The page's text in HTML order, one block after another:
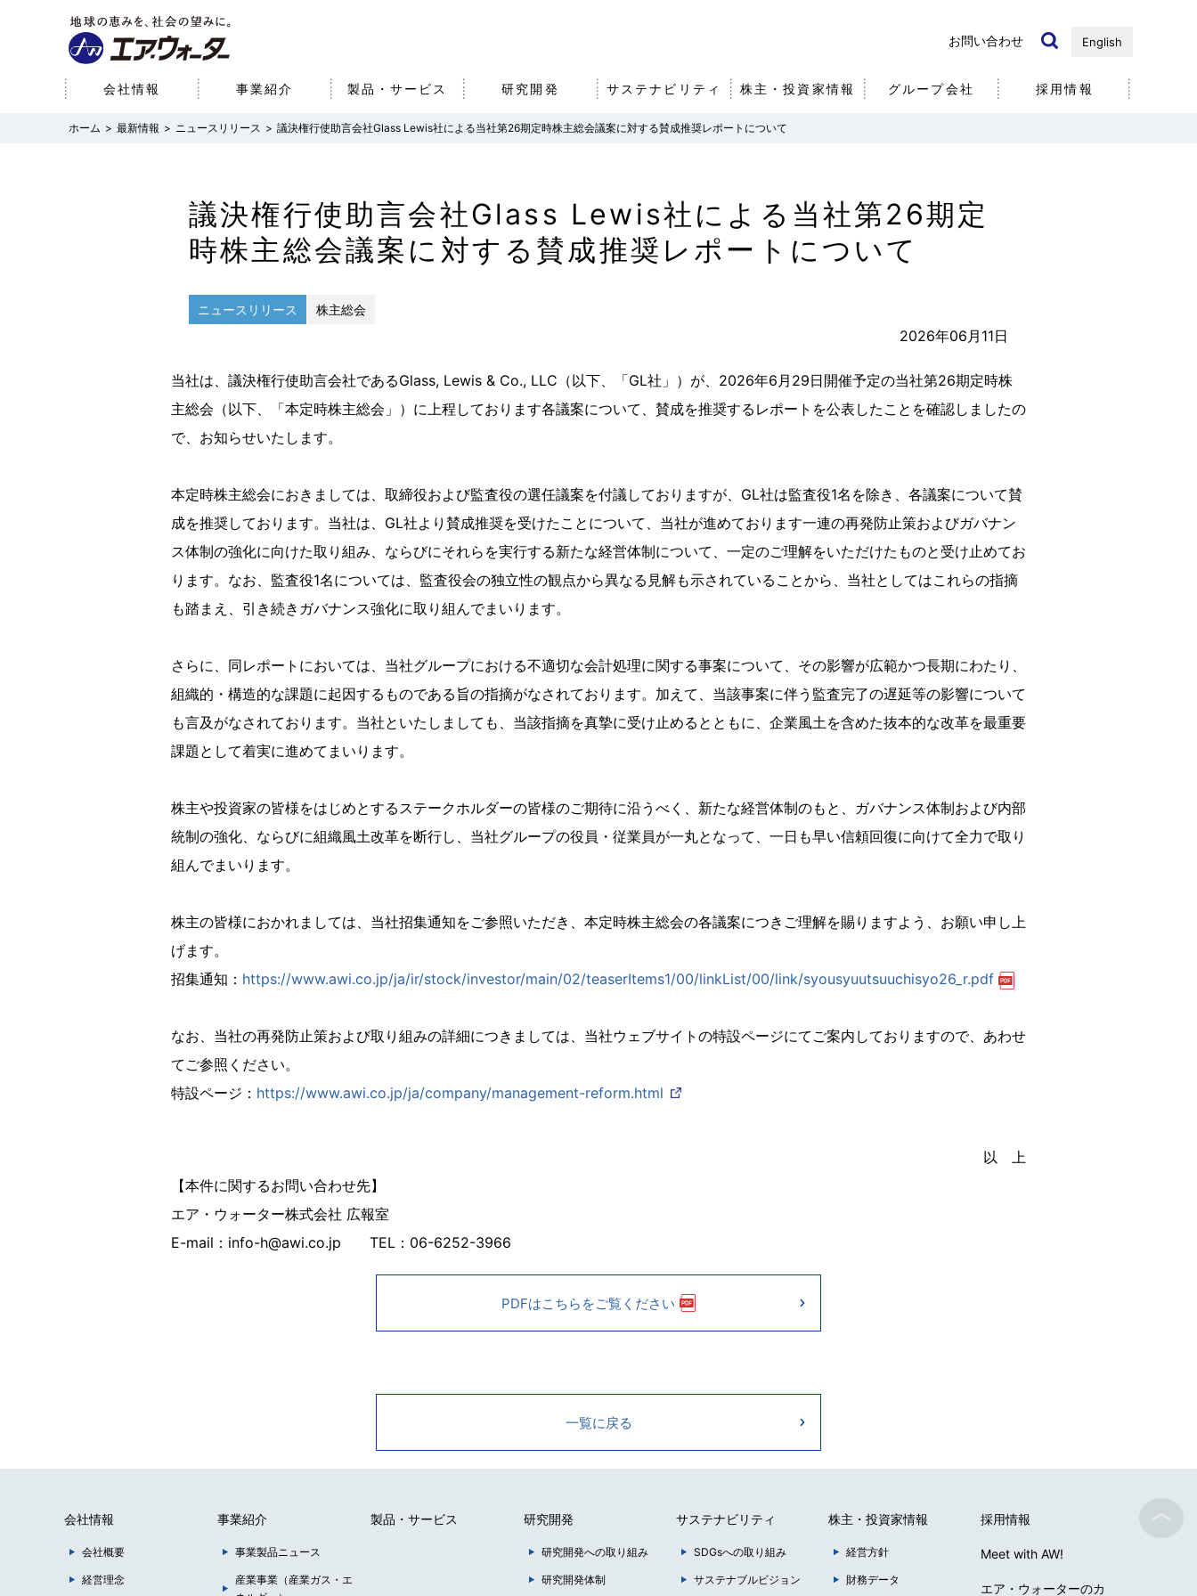
最新情報 ニュースリリース 議決権行使助言会社Glass Lewis社による当社第26期定時株主総会議案に対する賛成推奨レポートについて
議決権行使助言会社Glass Lewis社による当社第26期定
時株主総会議案に対する賛成推奨レポートについて
ニュースリリース 株主総会
2026年06月11日
当社は、議決権行使助言会社であるGlass, Lewis & Co., LLC（以下、「GL社」）が、2026年6月29日開催予定の当社第26期定時株
主総会（以下、「本定時株主総会」）に上程しております各議案について、賛成を推奨するレポートを公表したことを確認しましたの
で、お知らせいたします。
本定時株主総会におきましては、取締役および監査役の選任議案を付議しておりますが、GL社は監査役1名を除き、各議案について賛
成を推奨しております。当社は、GL社より賛成推奨を受けたことについて、当社が進めております一連の再発防止策およびガバナン
ス体制の強化に向けた取り組み、ならびにそれらを実行する新たな経営体制について、一定のご理解をいただけたものと受け止めてお
ります。なお、監査役1名については、監査役会の独立性の観点から異なる見解も示されていることから、当社としてはこれらの指摘
も踏まえ、引き続きガバナンス強化に取り組んでまいります。
さらに、同レポートにおいては、当社グループにおける不適切な会計処理に関する事案について、その影響が広範かつ長期にわたり、
組織的・構造的な課題に起因するものである旨の指摘がなされております。加えて、当該事案に伴う監査完了の遅延等の影響について
も言及がなされております。当社といたしましても、当該指摘を真摯に受け止めるとともに、企業風土を含めた抜本的な改革を最重要
課題として着実に進めてまいります。
株主や投資家の皆様をはじめとするステークホルダーの皆様のご期待に沿うべく、新たな経営体制のもと、ガバナンス体制および内部
統制の強化、ならびに組織風土改革を断行し、当社グループの役員・従業員が一丸となって、一日も早い信頼回復に向けて全力で取り
組んでまいります。
株主の皆様におかれましては、当社招集通知をご参照いただき、本定時株主総会の各議案につきご理解を賜りますよう、お願い申し上
げます。
招集通知： https://www.awi.co.jp/ja/ir/stock/investor/main/02/teaserItems1/00/linkList/00/link/syousyuutsuuchisyo26_r.pdf
なお、当社の再発防止策および取り組みの詳細につきましては、当社ウェブサイトの特設ページにてご案内しておりますので、あわせ
てご参照ください。
特設ページ： https://www.awi.co.jp/ja/company/management-reform.html
以 上
【本件に関するお問い合わせ先】
エア・ウォーター株式会社 広報室
E-mail：info-h@awi.co.jp TEL：06-6252-3966
PDFはこちらをご覧ください
一覧に戻る
お問い合わせ English
役員一覧
組織図
エア・ウォーターの強みと
事業成長戦略
グループ会社
アスリート社員
動画・広告ギャラリー
会社情報 事業紹介 製品・サービス
研究開発への取り組み
研究開発
社会
コーポレート・ガバナンス
サステナビリティ 株主・投資家情報 グループ会社 採用情報
会社情報
会社概要
経営理念
事業紹介
事業製品ニュース
産業事業（産業ガス・エ
製品・サービス 研究開発
研究開発への取り組み
研究開発体制
サステナビリティ
SDGsへの取り組み
サステナブルビジョン
株主・投資家情報
経営方針
財務データ
採用情報
Meet with AW!
エア・ウォーターのカ